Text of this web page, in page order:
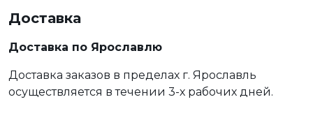
Доставка
Доставка по Ярославлю
Доставка заказов в пределах г. Ярославль
осуществляется в течении 3-х рабочих дней.